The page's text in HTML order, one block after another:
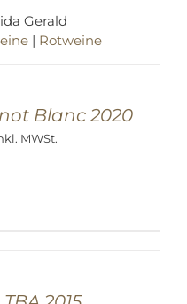
Gerald
| Rotweine
Blanc 2020
MWSt.